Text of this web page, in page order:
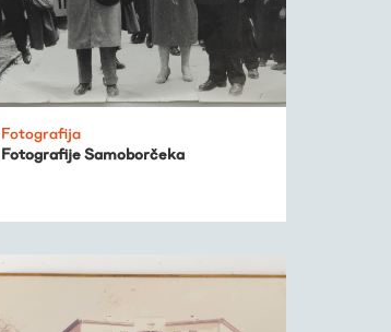
Fotografija
Fotografije Samoborčeka